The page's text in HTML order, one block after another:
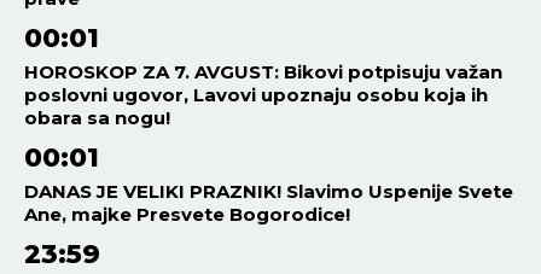
00:01
HOROSKOP ZA 7. AVGUST: Bikovi potpisuju važan
poslovni ugovor, Lavovi upoznaju osobu koja ih
obara sa nogu!
00:01
DANAS JE VELIKI PRAZNIK! Slavimo Uspenije Svete
Ane, majke Presvete Bogorodice!
23:59